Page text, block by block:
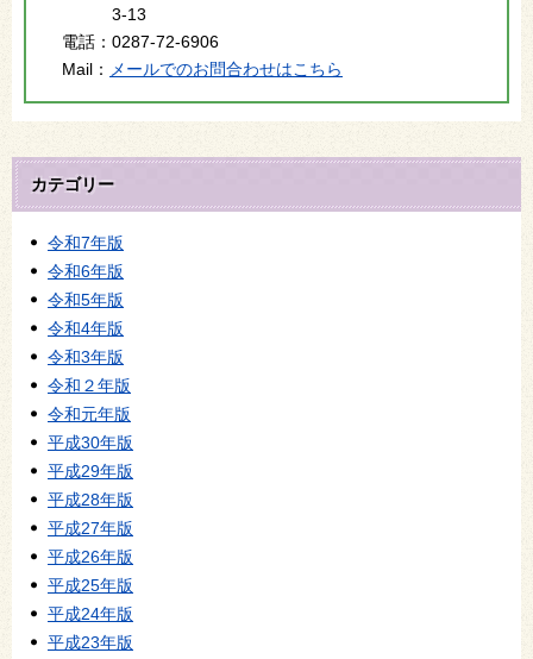
3-13
電話： 0287-72-6906
Mail：
メールでのお問合わせはこちら
カテゴリー
令和7年版
令和6年版
令和5年版
令和4年版
令和3年版
令和２年版
令和元年版
平成30年版
平成29年版
平成28年版
平成27年版
平成26年版
平成25年版
平成24年版
平成23年版